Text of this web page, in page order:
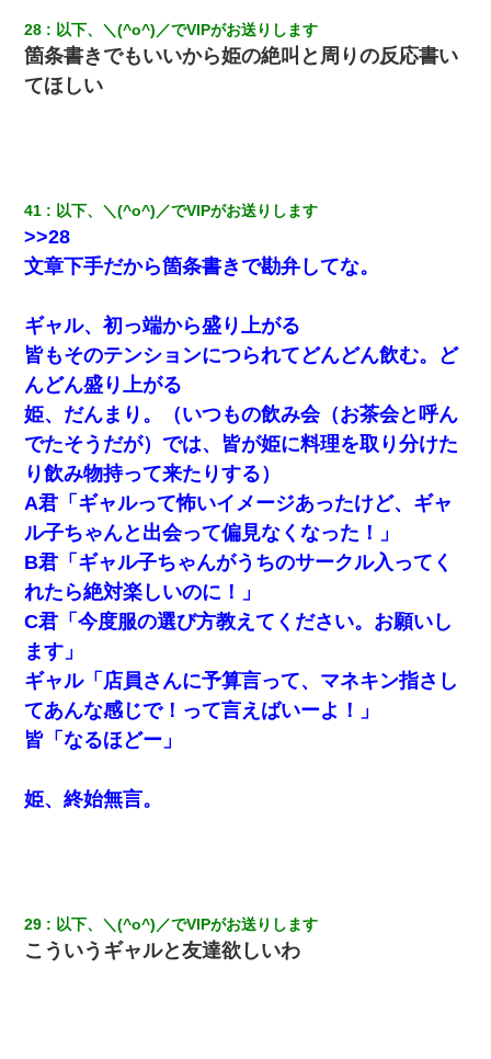
28 以下、＼(^o^)／でVIPがお送りします
箇条書きでもいいから姫の絶叫と周りの反応書い
てほしい
41 以下、＼(^o^)／でVIPがお送りします
>>28
文章下手だから箇条書きで勘弁してな。
ギャル、初っ端から盛り上がる
皆もそのテンションにつられてどんどん飲む。ど
んどん盛り上がる
姫、だんまり。（いつもの飲み会（お茶会と呼ん
でたそうだが）では、皆が姫に料理を取り分けた
り飲み物持って来たりする）
A君「ギャルって怖いイメージあったけど、ギャ
ル子ちゃんと出会って偏見なくなった！」
B君「ギャル子ちゃんがうちのサークル入ってく
れたら絶対楽しいのに！」
C君「今度服の選び方教えてください。お願いし
ます」
ギャル「店員さんに予算言って、マネキン指さし
てあんな感じで！って言えばいーよ！」
皆「なるほどー」
姫、終始無言。
29 以下、＼(^o^)／でVIPがお送りします
こういうギャルと友達欲しいわ